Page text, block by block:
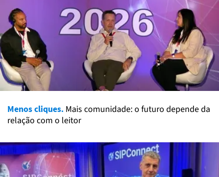
Menos cliques. Mais comunidade: o futuro depende da
relação com o leitor